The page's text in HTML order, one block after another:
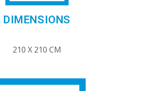
DIMENSIONS
210 X 210 CM